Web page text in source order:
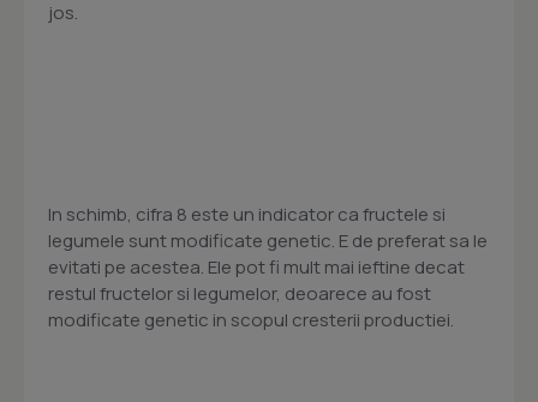
jos.
In schimb, cifra 8 este un indicator ca fructele si
legumele sunt modificate genetic. E de preferat sa le
evitati pe acestea. Ele pot fi mult mai ieftine decat
restul fructelor si legumelor, deoarece au fost
modificate genetic in scopul cresterii productiei.